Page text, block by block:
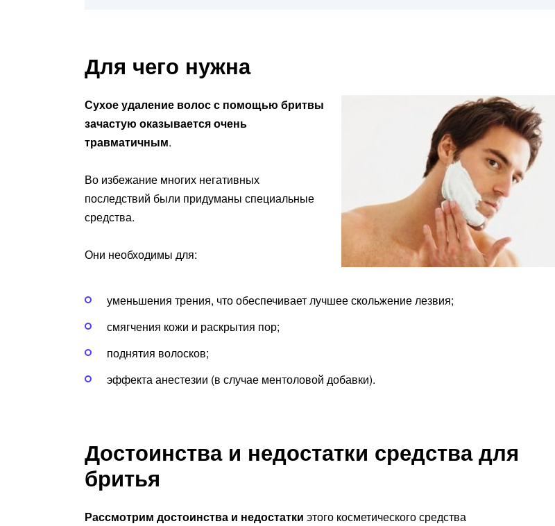
Для чего нужна
Сухое удаление волос с помощью бритвы
зачастую оказывается очень
травматичным.
Во избежание многих негативных
последствий были придуманы специальные
средства.
Они необходимы для:
уменьшения трения, что обеспечивает лучшее скольжение лезвия;
смягчения кожи и раскрытия пор;
поднятия волосков;
эффекта анестезии (в случае ментоловой добавки).
Достоинства и недостатки средства для
бритья
Рассмотрим достоинства и недостатки этого косметического средства